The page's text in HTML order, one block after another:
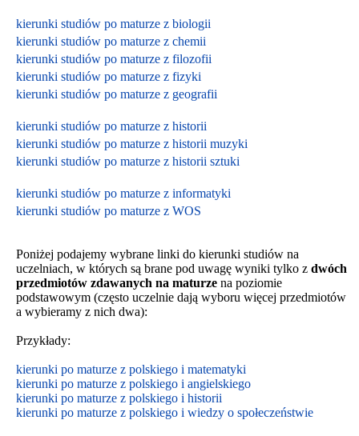
kierunki studiów po maturze z biologii
kierunki studiów po maturze z chemii
kierunki studiów po maturze z filozofii
kierunki studiów po maturze z fizyki
kierunki studiów po maturze z geografii
kierunki studiów po maturze z historii
kierunki studiów po maturze z historii muzyki
kierunki studiów po maturze z historii sztuki
kierunki studiów po maturze z informatyki
kierunki studiów po maturze z WOS
Poniżej podajemy wybrane linki do kierunki studiów na
uczelniach, w których są brane pod uwagę wyniki tylko z dwóch
przedmiotów zdawanych na maturze na poziomie
podstawowym (często uczelnie dają wyboru więcej przedmiotów
a wybieramy z nich dwa):
Przykłady:
kierunki po maturze z polskiego i matematyki
kierunki po maturze z polskiego i angielskiego
kierunki po maturze z polskiego i historii
kierunki po maturze z polskiego i wiedzy o społeczeństwie